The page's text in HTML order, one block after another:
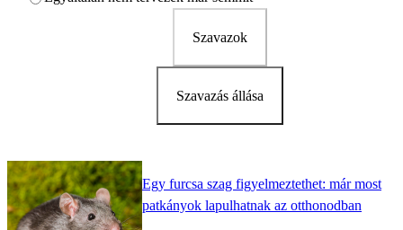
Szavazok
Szavazás állása
Egy furcsa szag figyelmeztethet: már most
patkányok lapulhatnak az otthonodban